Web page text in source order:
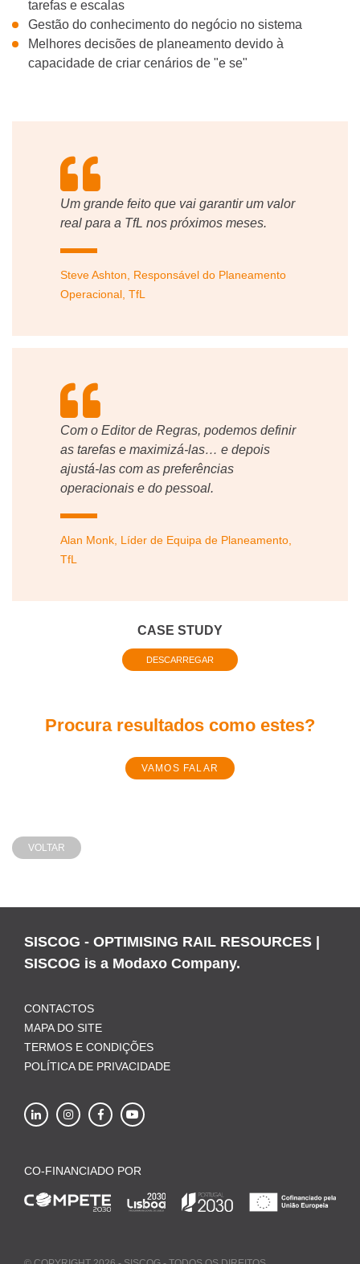
tarefas e escalas
Gestão do conhecimento do negócio no sistema
Melhores decisões de planeamento devido à
capacidade de criar cenários de "e se"
Um grande feito que vai garantir um valor
real para a TfL nos próximos meses.
Steve Ashton, Responsável do Planeamento
Operacional, TfL
Com o Editor de Regras, podemos definir
as tarefas e maximizá-las… e depois
ajustá-las com as preferências
operacionais e do pessoal.
Alan Monk, Líder de Equipa de Planeamento,
TfL
CASE STUDY
DESCARREGAR
Procura resultados como estes?
VAMOS FALAR
VOLTAR
SISCOG - OPTIMISING RAIL RESOURCES |
SISCOG is a Modaxo Company.
CONTACTOS
MAPA DO SITE
TERMOS E CONDIÇÕES
POLÍTICA DE PRIVACIDADE
CO-FINANCIADO POR